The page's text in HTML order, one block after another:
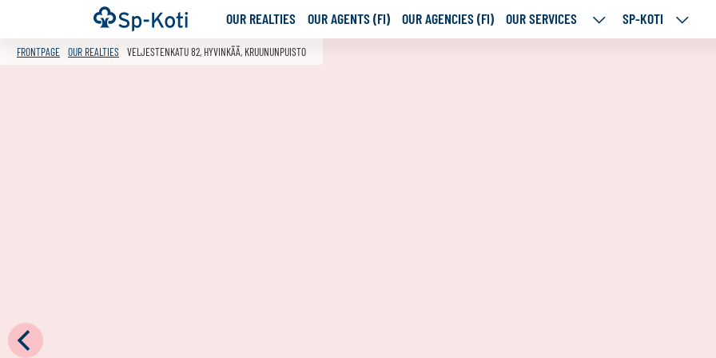
Go
to
content
Frontpage OUR REALTIES OUR AGENTS (FI) OUR AGENCIES (FI) OUR SERVICES
OUR
SP-KOTI
SP-
FRONTPAGE OUR REALTIES VELJESTENKATU 82, HYVINKÄÄ, KRUUNUNPUISTO